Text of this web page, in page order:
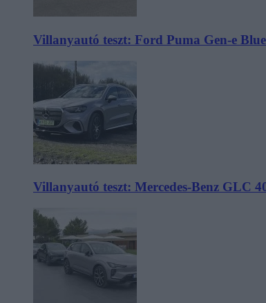
Villanyautó teszt: Ford Puma Gen-e
Villanyautó teszt: Mercedes-Benz GLC